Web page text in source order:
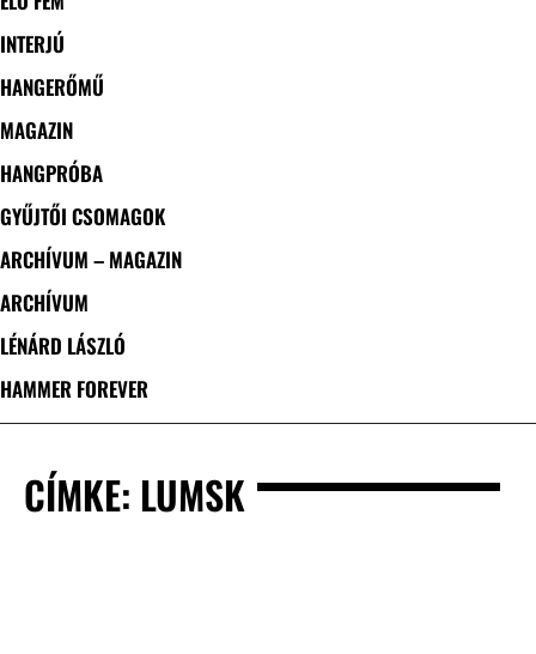
INTERJÚ
HANGERŐMŰ
MAGAZIN
HANGPRÓBA
GYŰJTŐI CSOMAGOK
ARCHÍVUM – MAGAZIN
ARCHÍVUM
LÉNÁRD LÁSZLÓ
HAMMER FOREVER
CÍMKE: LUMSK